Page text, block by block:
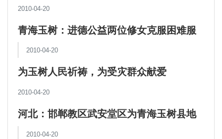
2010-04-20
青海玉树：进德公益两位修女克服困难服
务灾民
2010-04-20
为玉树人民祈祷，为受灾群众献爱
2010-04-20
河北：邯郸教区武安堂区为青海玉树县地
震灾区捐款
2010-04-20